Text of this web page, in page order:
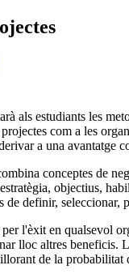
als estudiants les
com a les
a una avantatge
conceptes de
objectius,
de definir,
l'èxit en qualsevol
lloc altres beneficis.
de la probabilitat